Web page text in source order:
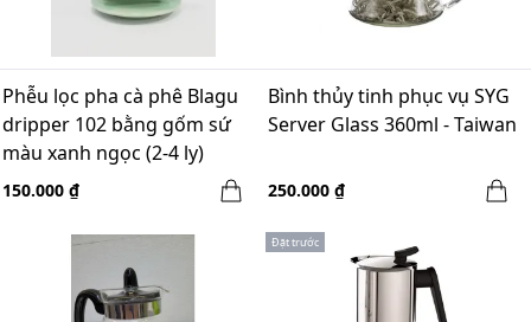
Phễu lọc pha cà phê Blagu
dripper 102 bằng gốm sứ
màu xanh ngọc (2-4 ly)
150.000 ₫
Bình thủy tinh phục vụ SYG
Server Glass 360ml - Taiwan
250.000 ₫
Đặt trước